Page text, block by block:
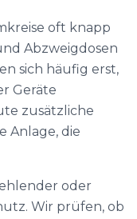
oft knapp
Abzweigdosen
sich häufig erst,
Geräte
zusätzliche
Anlage, die
oder
Wir prüfen, ob